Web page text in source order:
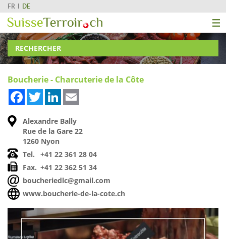
FR DE
RECHERCHER
Boucherie - Charcuterie de la Côte
FacebookTwitterLinkedIn
Alexandre Bally
Rue de la Gare 22
1260 Nyon
Tel.
+41 22 361 28 04
Fax. +41 22 362 51 34
boucheriedlc@gmail.com
www.boucherie-de-la-cote.ch